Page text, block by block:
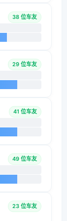
38 位车友
29 位车友
41 位车友
49 位车友
23 位车友